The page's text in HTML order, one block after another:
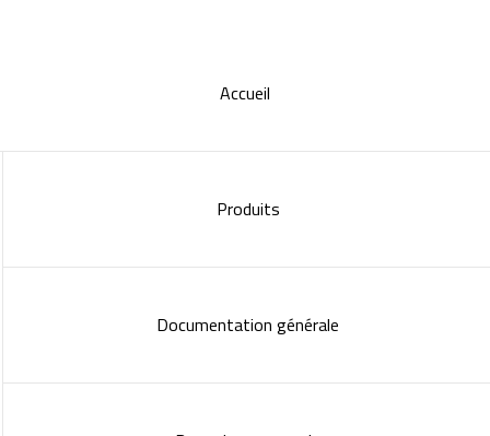
Accueil
Produits
Documentation générale